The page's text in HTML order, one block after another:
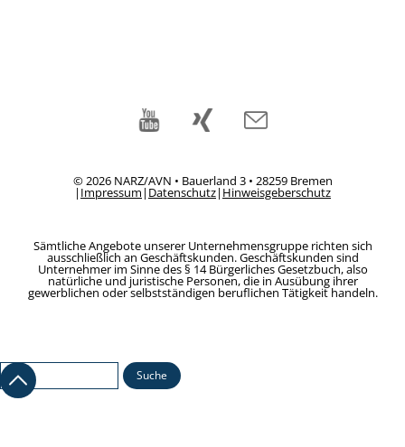
© 2026 NARZ/AVN • Bauerland 3 • 28259 Bremen
| Impressum | Datenschutz| Hinweisgeberschutz
Sämtliche Angebote unserer Unternehmensgruppe richten sich
ausschließlich an Geschäftskunden. Geschäftskunden sind
Unternehmer im Sinne des § 14 Bürgerliches Gesetzbuch, also
natürliche und juristische Personen, die in Ausübung ihrer
gewerblichen oder selbstständigen beruflichen Tätigkeit handeln.